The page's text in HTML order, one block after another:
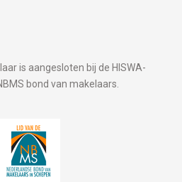
is aangesloten bij de HISWA-
bond van makelaars.